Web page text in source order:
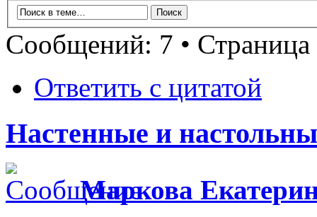
Сообщений: 7 • Страница
Ответить с цитатой
Настенные и
Маркова